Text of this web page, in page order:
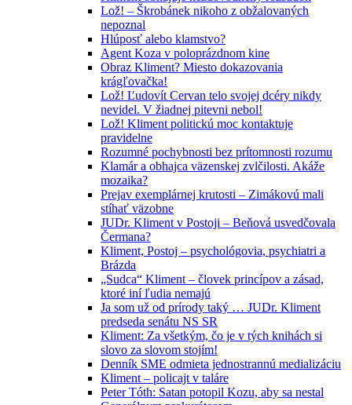
Lož! – Škrobánek nikoho z obžalovaných
nepoznal
Hlúposť alebo klamstvo?
Agent Koza v poloprázdnom kine
Obraz Kliment? Miesto dokazovania
krágľovačka!
Lož! Ľudovít Cervan telo svojej dcéry nikdy
nevidel. V žiadnej pitevni nebol!
Lož! Kliment politickú moc kontaktuje
pravidelne
Rozumné pochybnosti bez prítomnosti rozumu
Klamár a obhajca väzenskej zvlčilosti. Akáže
mozaika?
Prejav exemplárnej krutosti – Zimákovú mali
stíhať väzobne
JUDr. Kliment v Postoji – Beňová usvedčovala
Čermana?
Kliment, Postoj – psychológovia, psychiatri a
Brázda
„Sudca“ Kliment – človek princípov a zásad,
ktoré iní ľudia nemajú
Ja som už od prírody taký … JUDr. Kliment
predseda senátu NS SR
Kliment: Za všetkým, čo je v tých knihách si
slovo za slovom stojím!
Denník SME odmieta jednostrannú medializáciu
Kliment – policajt v taláre
Peter Tóth: Satan potopil Kozu, aby sa nestal